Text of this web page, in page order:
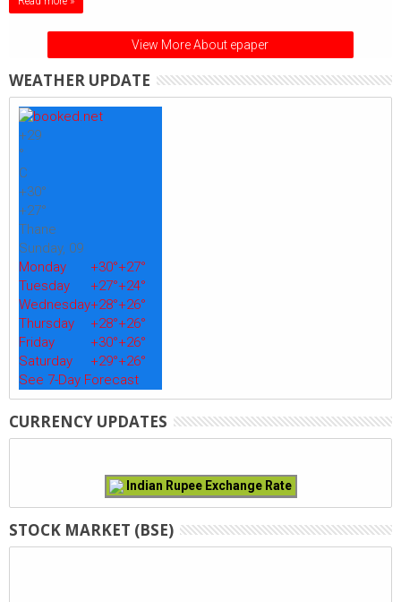
View More About epaper
WEATHER UPDATE
+29
°
C
+30°
+27°
Thane
Sunday, 09
Monday
+30°+27°
Tuesday
+27°+24°
Wednesday+28°+26°
Thursday
+28°+26°
Friday
+30°+26°
Saturday
+29°+26°
See 7-Day Forecast
CURRENCY UPDATES
Indian Rupee Exchange Rate
STOCK MARKET (BSE)